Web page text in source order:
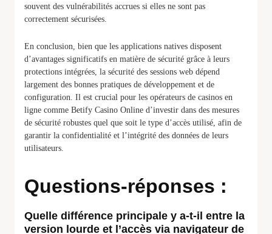
souvent des vulnérabilités accrues si elles ne sont pas
correctement sécurisées.
En conclusion, bien que les applications natives disposent
d’avantages significatifs en matière de sécurité grâce à leurs
protections intégrées, la sécurité des sessions web dépend
largement des bonnes pratiques de développement et de
configuration. Il est crucial pour les opérateurs de casinos en
ligne comme Betify Casino Online d’investir dans des mesures
de sécurité robustes quel que soit le type d’accès utilisé, afin de
garantir la confidentialité et l’intégrité des données de leurs
utilisateurs.
Questions-réponses :
Quelle différence principale y a-t-il entre la
version lourde et l’accès via navigateur de